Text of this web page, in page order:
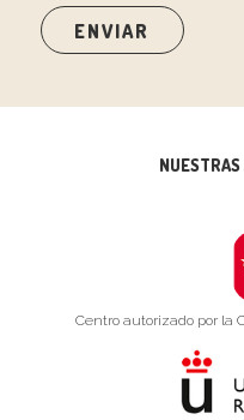
Centro autorizado por la